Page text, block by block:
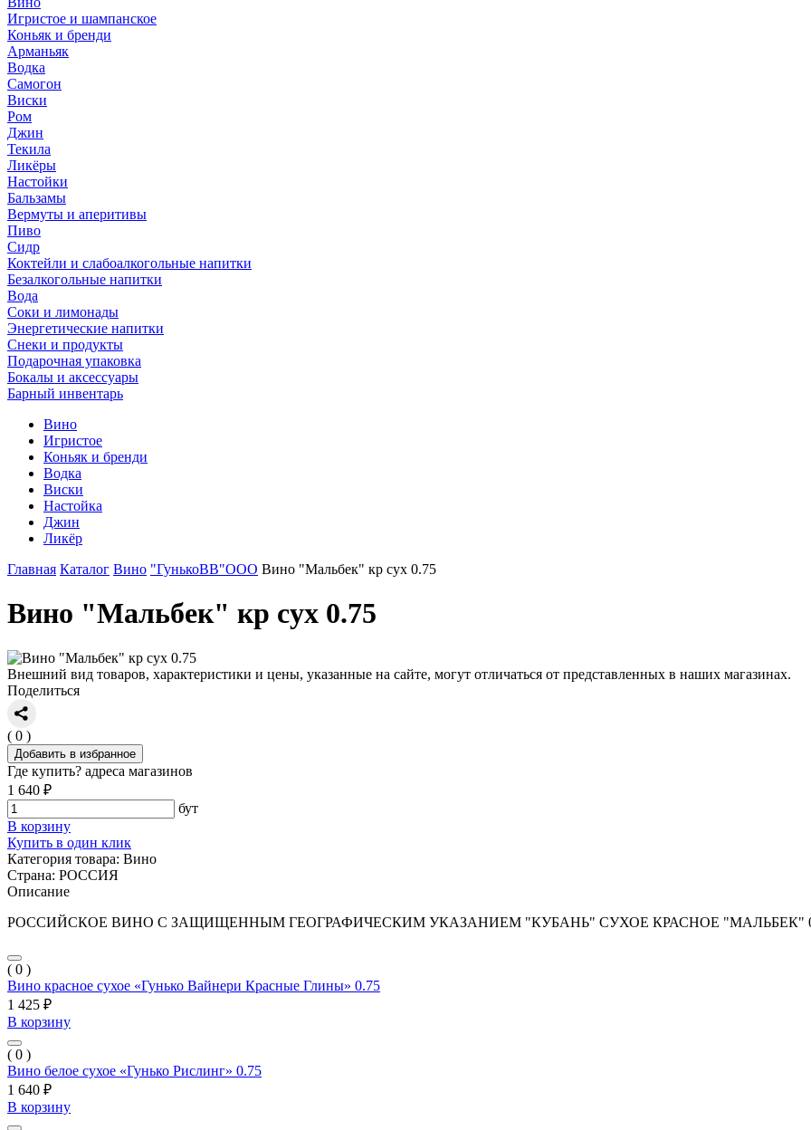
Игристое и шампанское
Коньяк и бренди
Арманьяк
Водка
Самогон
Виски
Ром
Джин
Текила
Ликёры
Настойки
Бальзамы
Вермуты и аперитивы
Пиво
Сидр
Коктейли и слабоалкогольные напитки
Безалкогольные напитки
Вода
Соки и лимонады
Энергетические напитки
Снеки и продукты
Подарочная упаковка
Бокалы и аксессуары
Барный инвентарь
Вино
Игристое
Коньяк и бренди
Водка
Виски
Настойка
Джин
Ликёр
Главная Каталог Вино "ГунькоВВ"ООО Вино "Мальбек" кр сух 0.75
Вино "Мальбек" кр сух 0.75
Внешний вид товаров, характеристики и цены, указанные на сайте, могут отличаться от представленных в наших магазинах.
Поделиться
( 0 )
Добавить в избранное
Где купить? адреса магазинов
1 640 ₽
бут
В корзину
Купить в один клик
Категория товара: Вино
Страна: РОССИЯ
Описание
РОССИЙСКОЕ ВИНО С ЗАЩИЩЕННЫМ ГЕОГРАФИЧЕСКИМ УКАЗАНИЕМ "КУБАНЬ" СУХОЕ КРАСНОЕ "МАЛЬБЕК"
( 0 )
Вино красное сухое «Гунько Вайнери Красные Глины» 0.75
1 425 ₽
В корзину
( 0 )
Вино белое сухое «Гунько Рислинг» 0.75
1 640 ₽
В корзину